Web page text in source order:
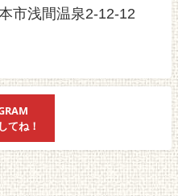
市浅間温泉2-12-12
てね！